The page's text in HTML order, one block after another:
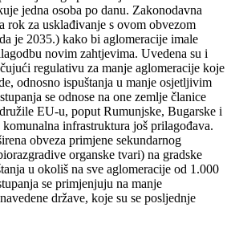
jedna osoba po danu. Zakonodavna
rok za usklađivanje s ovom obvezom
je 2035.) kako bi aglomeracije imale
novim zahtjevima. Uvedena su i
regulativu za manje aglomeracije koje
odnosno ispuštanja u manje osjetljivim
se odnose na one zemlje članice
EU-u, poput Rumunjske, Bugarske i
infrastruktura još prilagođava.
obveza primjene sekundarnog
organske tvari) na gradske
u okoliš na sve aglomeracije od 1.000
se primjenjuju na manje
države, koje su se posljednje